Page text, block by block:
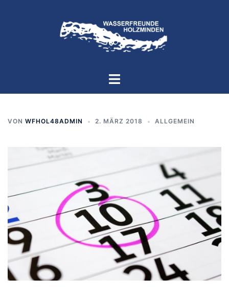
Menü
VON WFHOL48ADMIN 2. MÄRZ 2018 ALLGEMEIN